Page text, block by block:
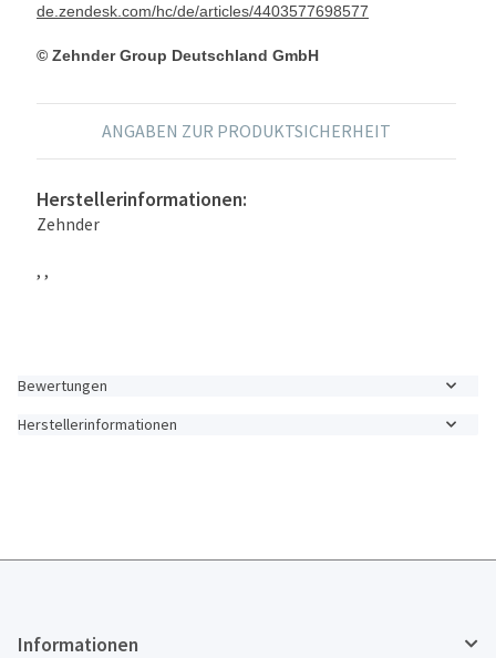
de.zendesk.com/hc/de/articles/4403577698577
© Zehnder Group Deutschland GmbH
ANGABEN ZUR PRODUKTSICHERHEIT
Herstellerinformationen:
Zehnder
, ,
Bewertungen
Herstellerinformationen
Informationen